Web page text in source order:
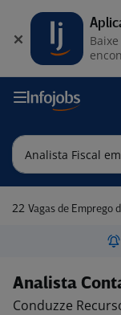
22 Vagas de Emprego de
Analista
Conduzze